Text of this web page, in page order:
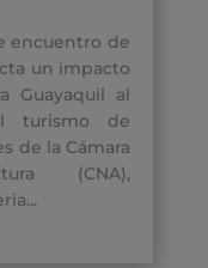
encuentro de
un impacto
Guayaquil al
turismo de
de la Cámara
(CNA),